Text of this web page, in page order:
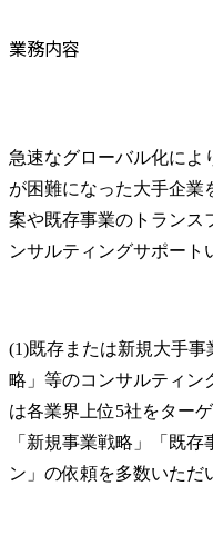
業務内容
急速なグローバル化によ
が困難になった大手企業
案や既存事業のトランス
ンサルティングサポート
(1)既存または新規大手
略」等のコンサルティン
は各業界上位5社をター
「新規事業戦略」「既
ン」の依頼を多数いただ